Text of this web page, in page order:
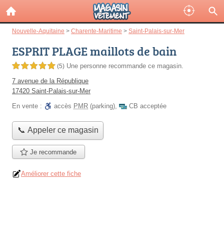
Nouvelle-Aquitaine > Charente-Maritime > Saint-Palais-sur-Mer
ESPRIT PLAGE maillots de bain
5,0 étoiles sur 5 (5) Une personne recommande ce magasin.
7 avenue de la République
17420 Saint-Palais-sur-Mer
En vente :
accès PMR (parking), CB acceptée
📞 Appeler ce magasin
Je recommande
Améliorer cette fiche